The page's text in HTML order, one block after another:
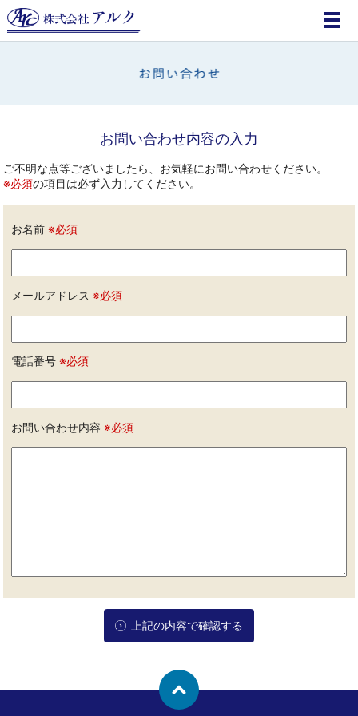
メ
お問い合わせ内容の入力
ご不明な点等ございましたら、お気軽にお問い合わせください。
※必須の項目は必ず入力してください。
お名前※必須
メールアドレス※必須
電話番号※必須
お問い合わせ内容※必須
上記の内容で確認する